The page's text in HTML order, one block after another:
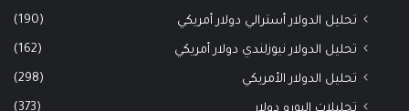
تحليل الدولار أسترالي دولار أمريكي (190)
تحليل الدولار نيوزلندي دولار أمريكي (162)
تحليل الدولار الأمريكي (298)
(373)